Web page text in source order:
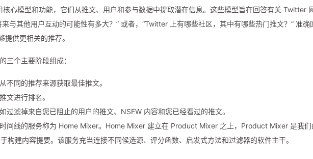
心模型和功能，它们从推文、用户和参与数据中提取潜在信息。这些模型旨在回答有关 Twitter
与其他用户互动的可能性有多大？” 或者，“Twitter 上有哪些社区，其中有哪些热门推文？” 准确
供更相关的推荐。
三个主要阶段组成：
不同的推荐来源获取最佳推文。
文进行排名。
过滤掉来自您已阻止的用户的推文、NSFW 内容和您已经看过的推文。
间线的服务称为 Home Mixer。Home Mixer 建立在 Product Mixer 之上，Product Mixer 是我们
构建内容提要。该服务充当连接不同候选源、评分函数、启发式方法和过滤器的软件主干。